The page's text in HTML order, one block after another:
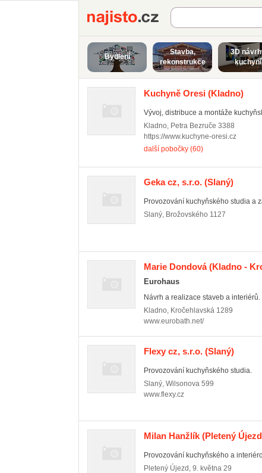
Najisto.cz
Bydlení
Stavba,
rekonstrukce
3D
kuchyní
Kuchyně Oresi (Kladno)
Vývoj, distribuce a montáže
Kladno, Petra Bezruče 3388
https://www.kuchyne-oresi.cz
další pobočky (60)
Geka cz, s.r.o. (Slaný)
Provozování kuchyňského studia a
Slaný, Brožovského 1127
Marie Dondová(Kladno -
Eurohaus
Návrh a realizace staveb a interiérů.
Kladno, Kročehlavská 1289
www.eurobath.net/
Flexy cz, s.r.o. (Slaný)
Provozování kuchyňského studia.
Slaný, Wilsonova 599
www.flexy.cz
Milan Hanžlík (Pletený
Provozování kuchyňského a
Pletený Újezd , 9. května 29